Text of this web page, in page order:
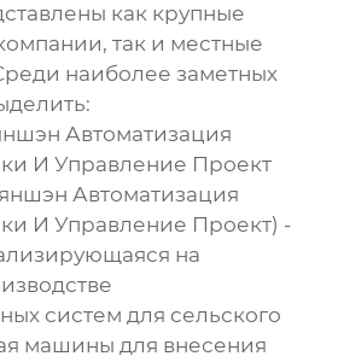
как крупные
так и местные
наиболее заметных
Автоматизация
И Управление Проект
Автоматизация
И Управление Проект) -
на
систем для сельского
машины для внесения